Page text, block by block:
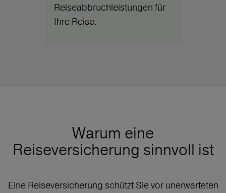
Reiseabbruchleistungen für
Ihre Reise.
Warum eine
Reiseversicherung sinnvoll ist
Eine Reiseversicherung schützt Sie vor unerwarteten